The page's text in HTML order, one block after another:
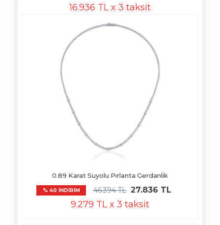
16.936 TL x 3 taksit
0.89 Karat Suyolu Pırlanta Gerdanlik
% 40 İNDİRİM 46.394 TL 27.836 TL
9.279 TL x 3 taksit